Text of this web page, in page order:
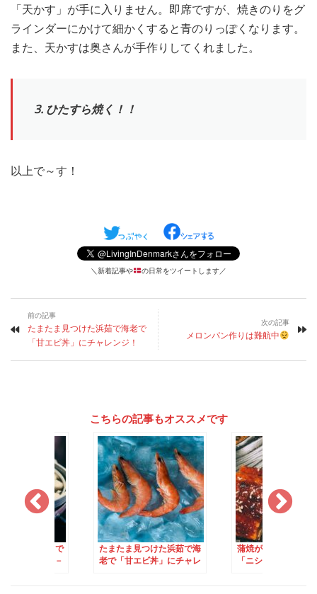
「天かす」が手に入りません。即席ですが、焼きのりをグ
ラインダーにかけて細かくすると青のりっぽくなります。
また、天かすは奥さんが手作りしてくれました。
3. ひたすら焼く！！
以上で～す！
＼新着記事や の日常をツイートします／
前の記事
たまたま見つけた浜茹で海老で
「甘エビ丼」にチャレンジ！
次の記事
メロンパン作りは難航中
こちらの記事もオススメです
デンマークで
の冬の定番 －
たまたま見つけた浜茹で海
老で「甘エビ丼」にチャレ
蒲焼が食べたくなっ
「ニシン」がおすす